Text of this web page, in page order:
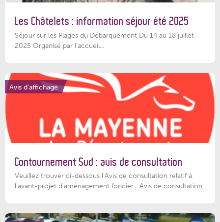
Les Châtelets : information séjour été 2025
Séjour sur les Plages du Débarquement Du 14 au 18 juillet
2025 Organisé par l’accueil...
Avis d'affichage
Contournement Sud : avis de consultation
Veuillez trouver ci-dessous l’Avis de consultation relatif à
l'avant-projet d'aménagement foncier : Avis de consultation